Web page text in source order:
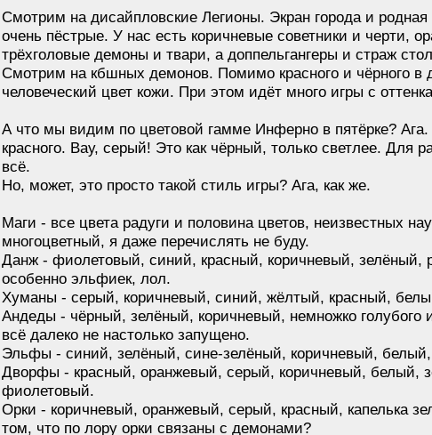
Смотрим на дисайпловские Легионы. Экран города и
очень пёстрые. У нас есть коричневые советники и
трёхголовые демоны и твари, а доппельгангеры и страж
Смотрим на кбшных демонов. Помимо красного и чёрного в
человеческий цвет кожи. При этом идёт много игры с
А что мы видим по цветовой гамме Инферно в пятёрке?
красного. Вау, серый! Это как чёрный, только светлее.
всё.
Но, может, это просто такой стиль игры? Ага, как же.
Маги - все цвета радуги и половина цветов, неизвестных
многоцветный, я даже перечислять не буду.
Данж - фиолетовый, синий, красный, коричневый,
особенно эльфиек, лол.
Хуманы - серый, коричневый, синий, жёлтый, красный,
Андеды - чёрный, зелёный, коричневый, немножко
всё далеко не настолько запущено.
Эльфы - синий, зелёный, сине-зелёный, коричневый,
Дворфы - красный, оранжевый, серый, коричневый, белый,
фиолетовый.
Орки - коричневый, оранжевый, серый, красный, капелька
том, что по лору орки связаны с демонами?